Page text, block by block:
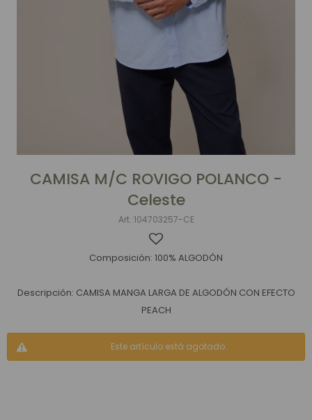
CAMISA M/C ROVIGO POLANCO -
Celeste
104703257-CE
Composición: 100% ALGODÓN
Descripción: CAMISA MANGA LARGA DE ALGODÓN CON EFECTO
PEACH
Este artículo está agotado.